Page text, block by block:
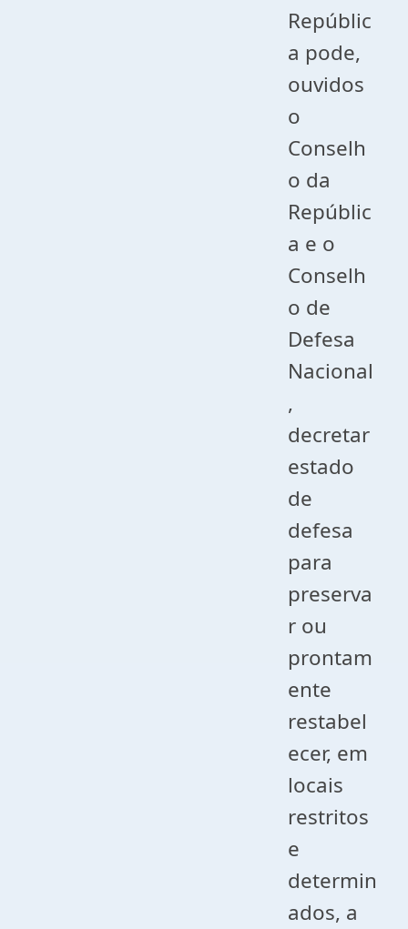
Repúblic
a pode,
ouvidos
o
Conselh
o da
Repúblic
a e o
Conselh
o de
Defesa
Nacional
,
decretar
estado
de
defesa
para
preserva
r ou
prontam
ente
restabel
ecer, em
locais
restritos
e
determin
ados, a